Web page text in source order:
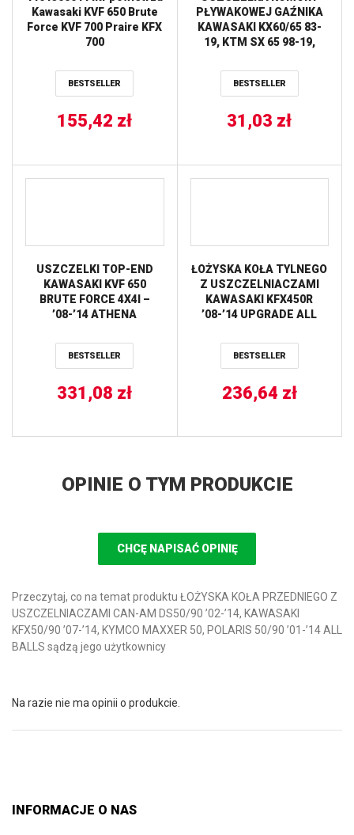
Kawasaki KVF 650 Brute
Force KVF 700 Praire KFX
700
BESTSELLER
155,42 zł
PŁYWAKOWEJ GAŹNIKA
KAWASAKI KX60/65 83-
19, KTM SX 65 98-19,
YAMAHA YFS200
BLASTER 88-06, YFZ350
BESTSELLER
31,03 zł
USZCZELKI TOP-END
KAWASAKI KVF 650
BRUTE FORCE 4X4I –
’08-’14 ATHENA
BESTSELLER
331,08 zł
ŁOŻYSKA KOŁA TYLNEGO
Z USZCZELNIACZAMI
KAWASAKI KFX450R
’08-’14 UPGRADE ALL
BESTSELLER
236,64 zł
OPINIE O TYM PRODUKCIE
CHCĘ NAPISAĆ OPINIĘ
Przeczytaj, co na temat produktu ŁOŻYSKA KOŁA PRZEDNIEGO Z
USZCZELNIACZAMI CAN-AM DS50/90 ’02-’14, KAWASAKI
KFX50/90 ’07-’14, KYMCO MAXXER 50, POLARIS 50/90 ’01-’14 ALL
BALLS sądzą jego użytkownicy
Na razie nie ma opinii o produkcie.
INFORMACJE O NAS